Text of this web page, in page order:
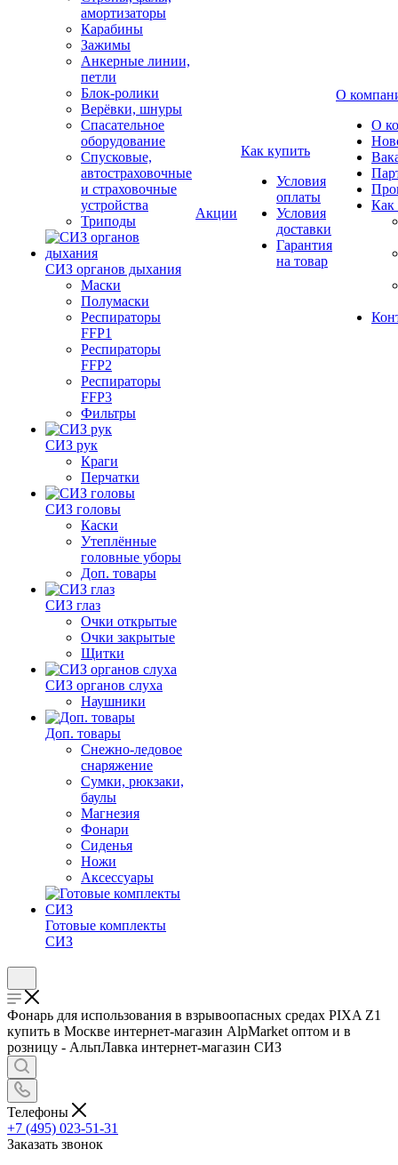
амортизаторы
Карабины
Зажимы
Анкерные линии,
петли
Блок-ролики
Верёвки, шнуры
Спасательное
оборудование
Спусковые,
автостраховочные
и страховочные
устройства
Триподы
СИЗ органов дыхания
Маски
Полумаски
Респираторы
FFP1
Респираторы
FFP2
Респираторы
FFP3
Фильтры
СИЗ рук
Краги
Перчатки
СИЗ головы
Каски
Утеплённые
головные уборы
Доп. товары
СИЗ глаз
Очки открытые
Очки закрытые
Щитки
СИЗ органов слуха
Наушники
Доп. товары
Снежно-ледовое
снаряжение
Сумки, рюкзаки,
баулы
Магнезия
Фонари
Сиденья
Ножи
Аксессуары
Готовые комплекты
СИЗ
Акции
Как купить
Условия
оплаты
Условия
доставки
Гарантия
на товар
О
О
Как
Фонарь для использования в взрывоопасных средах PIXA Z1
купить в Москве интернет-магазин AlpMarket оптом и в
розницу - АльпЛавка интернет-магазин СИЗ
Телефоны
+7 (495) 023-51-31
Заказать звонок